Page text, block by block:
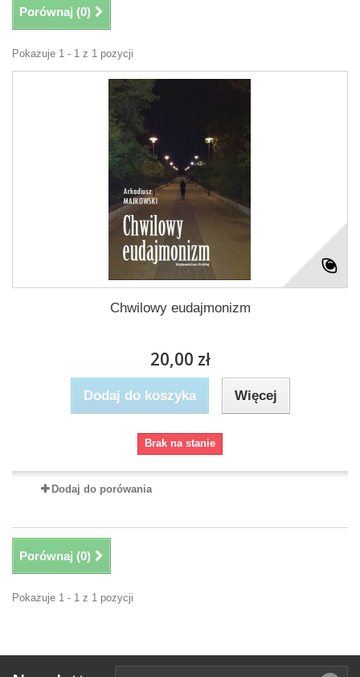
Porównaj (0)
Pokazuje 1 - 1 z 1 pozycji
Chwilowy eudajmonizm
20,00 zł
Dodaj do koszyka Więcej
Brak na stanie
Dodaj do porówania
Porównaj (0)
Pokazuje 1 - 1 z 1 pozycji